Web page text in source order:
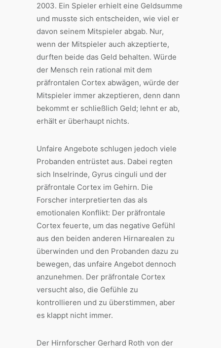
2003. Ein Spieler erhielt eine Geldsumme
und musste sich entscheiden, wie viel er
davon seinem Mitspieler abgab. Nur,
wenn der Mitspieler auch akzeptierte,
durften beide das Geld behalten. Würde
der Mensch rein rational mit dem
präfrontalen Cortex abwägen, würde der
Mitspieler immer akzeptieren, denn dann
bekommt er schließlich Geld; lehnt er ab,
erhält er überhaupt nichts.
Unfaire Angebote schlugen jedoch viele
Probanden entrüstet aus. Dabei regten
sich Inselrinde, Gyrus cinguli und der
präfrontale Cortex im Gehirn. Die
Forscher interpretierten das als
emotionalen Konflikt: Der präfrontale
Cortex feuerte, um das negative Gefühl
aus den beiden anderen Hirnarealen zu
überwinden und den Probanden dazu zu
bewegen, das unfaire Angebot dennoch
anzunehmen. Der präfrontale Cortex
versucht also, die Gefühle zu
kontrollieren und zu überstimmen, aber
es klappt nicht immer.
Der Hirnforscher Gerhard Roth von der